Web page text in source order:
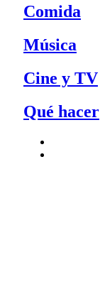
Comida
Música
Cine y TV
Qué hacer